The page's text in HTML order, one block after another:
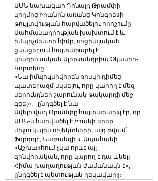
ԱՄՆ նախագահ Դոնալդ Թրամփի
կողմից Իրանին առանց Կոնգրեսի
թույլտվության հարվածելու որոշումը
Սահմանադրության խախտում է և
իմպիչմենտի հիմք, սոցիալական
ցանցերում հայտարարել է
կոնգրեսական Ալեքսանդրիա Օկասիո-
Կորտեսը:
«Նա իմպուլսիվորեն ռիսկի դիմեց
պատերազմ սկսելու, որը կարող է մեզ
սերունդներ շարունակ թակարդի մեջ
գցել», - ընդգծել է նա:
Ավելի վաղ Թրամփը հայտարարել էր, որ
ԱՄՆ-ն հարվածել է Իրանի երեք
միջուկային օբյեկտների, այդ թվում՝
Ֆորդոյի, Նաթանզի և Սպահանի:
«Աշխարհում չկա որևէ այլ
զինվորական, որը կարող է դա անել։
Հիմա խաղաղության ժամանակն է», -
ընդգծել է պետության ղեկավարը։